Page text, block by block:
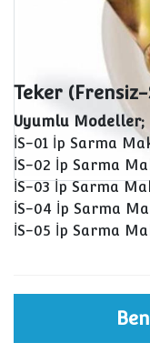
Teker
Uyumlu Modeller;
İS-01 İp Sarma
İS-02 İp Sarma
İS-03 İp Sarma
İS-04 İp Sarma
İS-05 İp Sarma